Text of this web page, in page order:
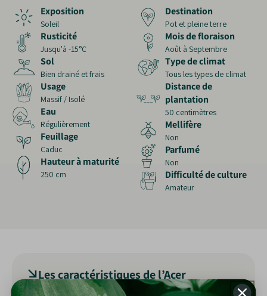
Exposition
Soleil
Rusticité
Jusqu'à -15°C
Sol
Bien drainé et frais
Usage
Massif / Isolé
Eau
Régulièrement
Feuillage
Caduc
Hauteur à maturité
250 cm
Destination
Pot et pleine terre
Mois de floraison
Août à Septembre
Type de climat
Tous les types de climat
Distance de
plantation
50 centimètres
Mellifère
Non
Parfumé
Non
Difficulté de culture
Amateur
Les caractéristiques de l’Acer
Palmatum Katsura :